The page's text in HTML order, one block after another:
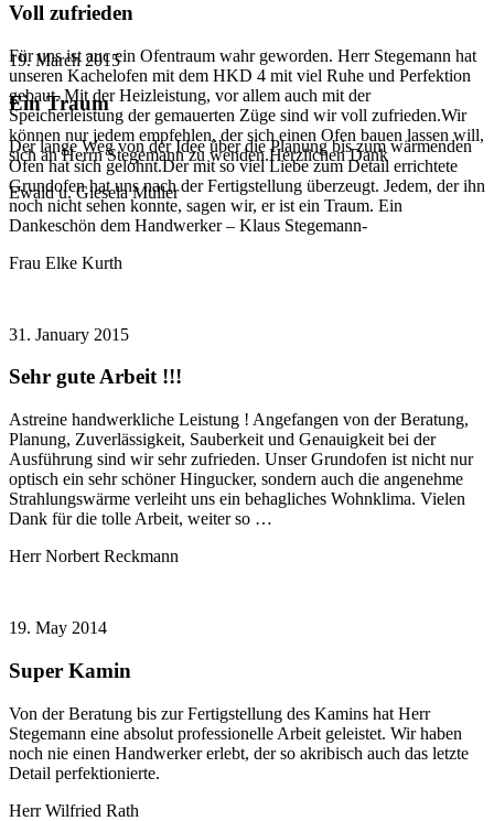
Voll zufrieden
Für uns ist auc ein Ofentraum wahr geworden. Herr Stegemann hat
unseren Kachelofen mit dem HKD 4 mit viel Ruhe und Perfektion
gebaut. Mit der Heizleistung, vor allem auch mit der
Speicherleistung der gemauerten Züge sind wir voll zufrieden.Wir
können nur jedem empfehlen, der sich einen Ofen bauen lassen will,
sich an Herrn Stegemann zu wenden.Herzlichen Dank
Ewald u. Giesela Müller
19. March 2015
Ein Traum
Der lange Weg von der Idee über die Planung bis zum wärmenden
Ofen hat sich gelohnt.Der mit so viel Liebe zum Detail errichtete
Grundofen hat uns nach der Fertigstellung überzeugt. Jedem, der ihn
noch nicht sehen konnte, sagen wir, er ist ein Traum. Ein
Dankeschön dem Handwerker – Klaus Stegemann-
Frau Elke Kurth
31. January 2015
Sehr gute Arbeit !!!
Astreine handwerkliche Leistung ! Angefangen von der Beratung,
Planung, Zuverlässigkeit, Sauberkeit und Genauigkeit bei der
Ausführung sind wir sehr zufrieden. Unser Grundofen ist nicht nur
optisch ein sehr schöner Hingucker, sondern auch die angenehme
Strahlungswärme verleiht uns ein behagliches Wohnklima. Vielen
Dank für die tolle Arbeit, weiter so …
Herr Norbert Reckmann
19. May 2014
Super Kamin
Von der Beratung bis zur Fertigstellung des Kamins hat Herr
Stegemann eine absolut professionelle Arbeit geleistet. Wir haben
noch nie einen Handwerker erlebt, der so akribisch auch das letzte
Detail perfektionierte.
Herr Wilfried Rath